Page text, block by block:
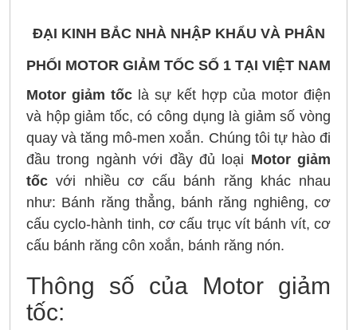
ĐẠI KINH BẮC NHÀ NHẬP KHẨU VÀ PHÂN
PHỐI MOTOR GIẢM TỐC SỐ 1 TẠI VIỆT NAM
Motor giảm tốc là sự kết hợp của motor điện
và hộp giảm tốc, có công dụng là giảm số vòng
quay và tăng mô-men xoắn. Chúng tôi tự hào đi
đầu trong ngành với đầy đủ loại Motor giảm
tốc với nhiều cơ cấu bánh răng khác nhau
như: Bánh răng thẳng, bánh răng nghiêng, cơ
cấu cyclo-hành tinh, cơ cấu trục vít bánh vít, cơ
cấu bánh răng côn xoắn, bánh răng nón.
Thông số của Motor giảm
tốc: